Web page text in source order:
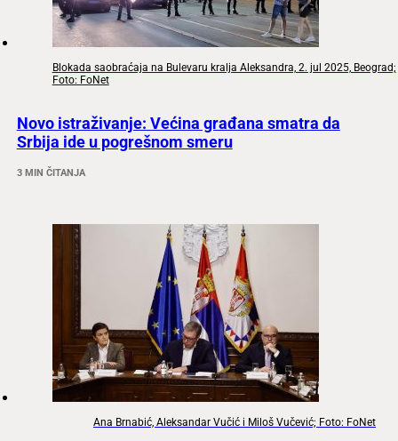
Blokada saobraćaja na Bulevaru kralja Aleksandra, 2. jul 2025, Beograd;
Foto: FoNet
Novo istraživanje: Većina građana smatra da
Srbija ide u pogrešnom smeru
3 MIN ČITANJA
Ana Brnabić, Aleksandar Vučić i Miloš Vučević; Foto: FoNet